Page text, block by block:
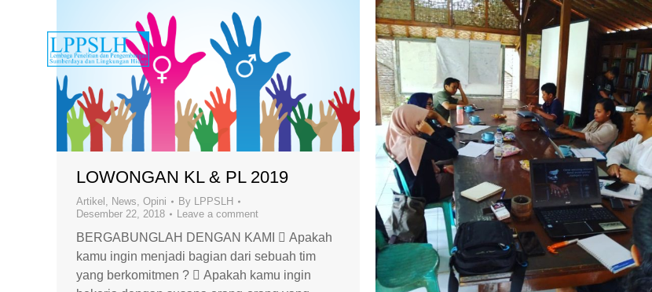
LOWONGAN KL & PL 2019
Artikel , News, Opini By LPPSLH
Desember 22, 2018
Leave a comment
BERGABUNGLAH DENGAN KAMI  Apakah
kamu ingin menjadi bagian dari sebuah tim
yang berkomitmen ?  Apakah kamu ingin